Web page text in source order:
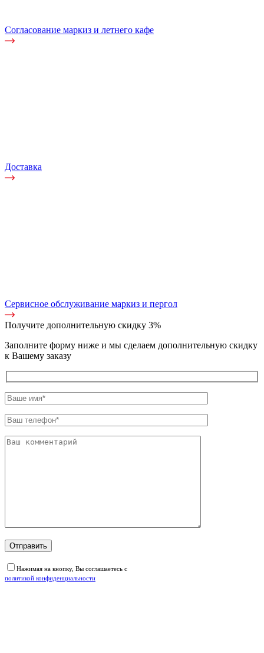
Согласование маркиз и летнего кафе
Доставка
Сервисное обслуживание маркиз и пергол
Получите дополнительную скидку 3%
Заполните форму ниже и мы сделаем дополнительную скидку
к Вашему заказу
Нажимая на кнопку, Вы соглашаетесь с
политикой конфиденциальности